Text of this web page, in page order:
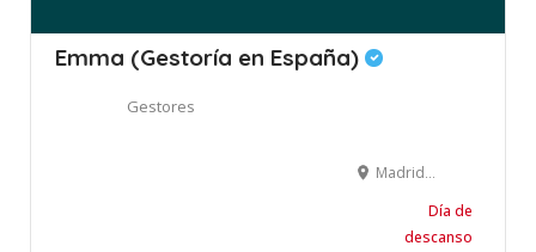
Emma (Gestoría en España)
Gestores
Madrid, España
Día de
descanso